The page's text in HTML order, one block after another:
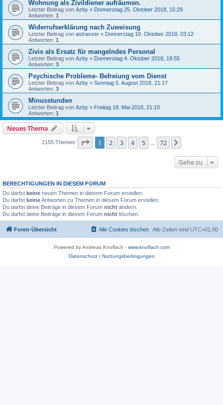
Wohnung als Zivildiener aufräumen.
Letzter Beitrag von Azby « Donnerstag 25. Oktober 2018, 15:29
Antworten: 1
Widerrufserklärung nach Zuweisung
Letzter Beitrag von astrasser « Donnerstag 18. Oktober 2018, 03:12
Antworten: 1
Zivis als Ersatz für mangelndes Personal
Letzter Beitrag von Azby « Donnerstag 4. Oktober 2018, 18:55
Antworten: 3
Psychische Probleme- Befreiung vom Dienst
Letzter Beitrag von Azby « Sonntag 5. August 2018, 21:17
Antworten: 3
Minusstunden
Letzter Beitrag von Azby « Freitag 18. Mai 2018, 21:10
Antworten: 1
Neues Thema
2155 Themen Seite 1von 72
1 2 3 4 5 … 72
Gehe zu
BERECHTIGUNGEN IN DIESEM FORUM
Du darfst keine neuen Themen in diesem Forum erstellen.
Du darfst keineAntworten zu Themen in diesem Forum erstellen.
Du darfst deine Beiträge in diesem Forum nicht ändern.
Du darfst deine Beiträge in diesem Forum nicht löschen.
Foren-Übersicht Alle Zeiten sind UTC+01:00
Alle Cookies löschen
Powered by Andreas Knoflach - www.knoflach.com
Datenschutz| Nutzungsbedingungen